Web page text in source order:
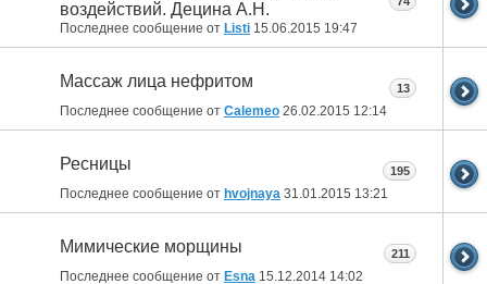
воздействий. Децина А.Н.
Последнее сообщение от Listi 15.06.2015 19:47
Массаж лица нефритом
Последнее сообщение от Calemeo 26.02.2015 12:14
13
Ресницы
Последнее сообщение от hvojnaya 31.01.2015 13:21
195
Мимические морщины
Последнее сообщение от Esna 15.12.2014 14:02
211